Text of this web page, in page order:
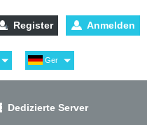
Register Anmelden
Ger
Eng
Dedizierte Server